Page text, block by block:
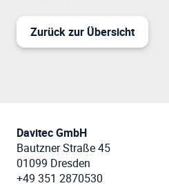
Zurück zur Übersicht
Davitec GmbH
Bautzner Straße 45
01099 Dresden
+49 351 2870530